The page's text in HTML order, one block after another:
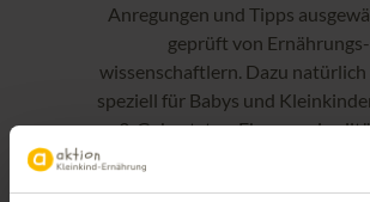
Anregungen und Tipps
geprüft von Ernährungs-
wissenschaftlern. Dazu natürlich
speziell für Babys und
3. Geburtstag. Ebenso wie
Geschichten vom Elternsein